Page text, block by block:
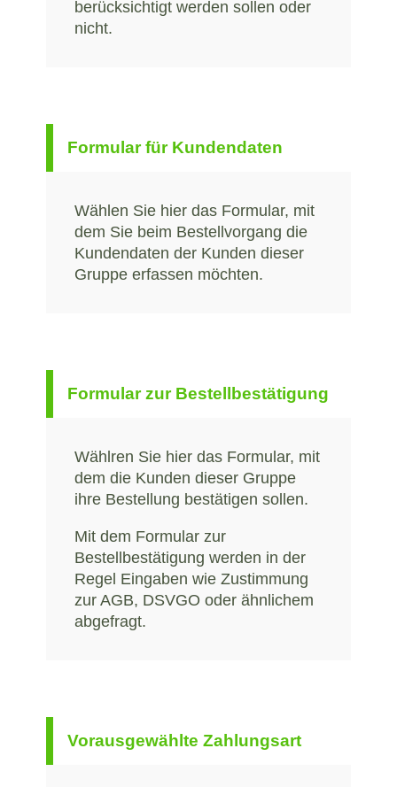
berücksichtigt werden sollen oder
nicht.
Formular für Kundendaten
Wählen Sie hier das Formular, mit
dem Sie beim Bestellvorgang die
Kundendaten der Kunden dieser
Gruppe erfassen möchten.
Formular zur Bestellbestätigung
Wählren Sie hier das Formular, mit
dem die Kunden dieser Gruppe
ihre Bestellung bestätigen sollen.
Mit dem Formular zur
Bestellbestätigung werden in der
Regel Eingaben wie Zustimmung
zur AGB, DSVGO oder ähnlichem
abgefragt.
Vorausgewählte Zahlungsart